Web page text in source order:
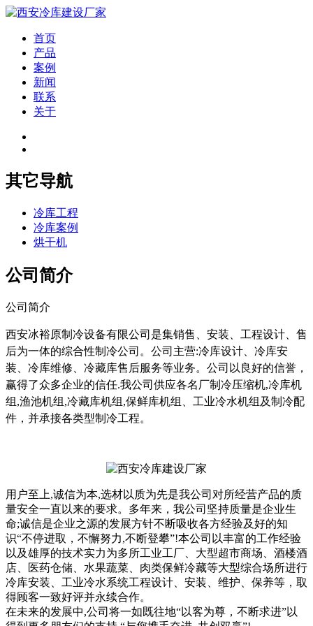
首页
产品
案例
新闻
联系
关于
其它导航
冷库工程
冷库案例
烘干机
公司简介
公司简介
西安冰裕原制冷设备有限公司 是集销售、安装、工程设计、售
后为一体的综合性制冷公司。公司主营:冷库设计、冷库安
装、冷库维修、冷藏库售后服务等业务。公司以良好的信誉，
赢得了众多企业的信任.我公司供应各名厂制冷压缩机,冷库机
组,渔池机组,冷藏库机组,保鲜库机组、工业冷水机组及制冷配
件，并承接各类型制冷工程。
用户至上,诚信为本,选材以质为先是我公司对所经营产品的质
量安全一直以来的要求。多年来，我公司坚持质量是企业生
命;诚信是企业之源的发展方针不断吸收各方经验及好的知
识“不停进取，不懈努力,不断登攀”!本公司以丰富的工作经验
以及雄厚的技术实力为多所工业工厂、大型超市商场、酒楼酒
店、医药仓储、水果蔬菜、肉类保鲜冷藏等大型综合场所进行
冷库安装、工业冷水系统工程设计、安装、维护、保养等，取
得顾客一致好评并永续合作。
在未来的发展中,公司将一如既往地“以客为尊，不断求进”以